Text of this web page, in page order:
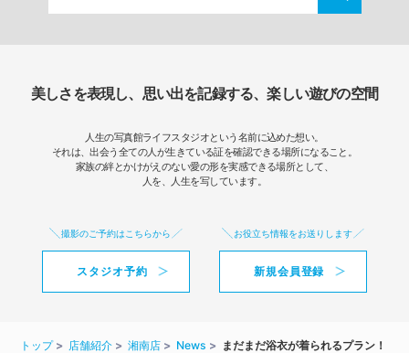
美しさを表現し、思い出を記録する、楽しい遊びの空間
人生の写真館ライフスタジオという名前に込めた想い。
それは、出会う全ての人が生きている証を確認できる場所になること。
家族の絆とかけがえのない愛の形を実感できる場所として、
人を、人生を写しています。
撮影のご予約はこちらから
スタジオ予約
お役立ち情報をお送りします
新規会員登録
トップ 店舗紹介 湘南店 News まだまだ浴衣が着られるプラン！